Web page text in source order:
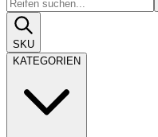
SKU
KATEGORIEN